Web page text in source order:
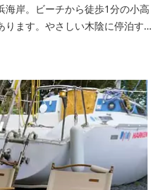
海岸。ビーチから徒歩1分の小高
ます。やさしい木陰に停泊する
航海の気分高まる
ないほど広く、くつろぎの空
にお過ごしいただけます。甲板の